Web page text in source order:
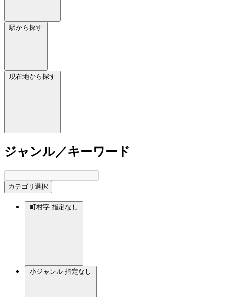
駅から探す
現在地から探す
ジャンル／キーワード
カテゴリ選択
町村字 指定なし
小ジャンル 指定なし